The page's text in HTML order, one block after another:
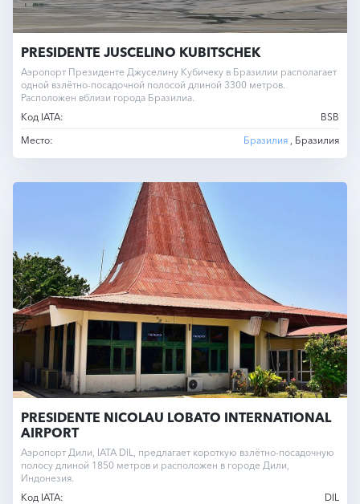
PRESIDENTE JUSCELINO KUBITSCHEK
Аэропорт Президенте Джуселину Кубичеку в Бразилии располагает
одной взлётно-посадочной полосой длиной 3300 метров.
Расположен вблизи города Бразилиа.
Код IATA:
BSB
Место:
Бразилия , Бразилия
PRESIDENTE NICOLAU LOBATO INTERNATIONAL
AIRPORT
Аэропорт Дили, IATA DIL, предлагает короткую взлётно-посадочную
полосу длиной 1850 метров и расположен в городе Дили,
Индонезия.
Код IATA:
DIL